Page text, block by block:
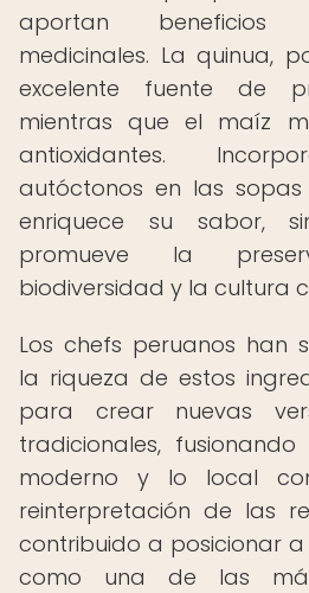
aportan beneficios
medicinales. La quinua,
excelente fuente de
mientras que el maíz
antioxidantes.
autóctonos en las
enriquece su sabor,
promueve la
biodiversidad y la cultura
Los chefs peruanos han
la riqueza de estos
para crear nuevas
tradicionales,
moderno y lo local
reinterpretación de las
contribuido a posicionar
como una de las